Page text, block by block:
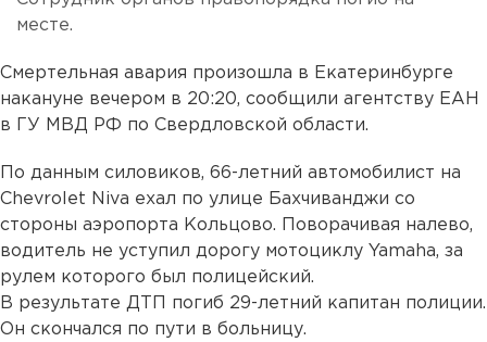
месте.
Смертельная авария произошла в Екатеринбурге
накануне вечером в 20:20, сообщили агентству ЕАН
в ГУ МВД РФ по Свердловской области.
По данным силовиков, 66-летний автомобилист на
Chevrolet Niva ехал по улице Бахчиванджи со
стороны аэропорта Кольцово. Поворачивая налево,
водитель не уступил дорогу мотоциклу Yamaha, за
рулем которого был полицейский.
В результате ДТП погиб 29-летний капитан полиции.
Он скончался по пути в больницу.